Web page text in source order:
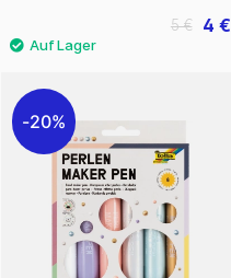
4 €
5 €
20%